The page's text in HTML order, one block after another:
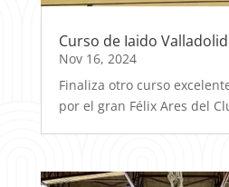
Curso de Iaido
Nov 16, 2024
Finaliza otro curso
por el gran Félix Ares del